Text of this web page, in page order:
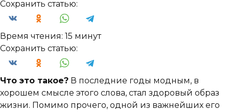
Сохранить статью:
Время чтения: 15 минут
Сохранить статью:
Что это такое? В последние годы модным, в
хорошем смысле этого слова, стал здоровый образ
жизни. Помимо прочего, одной из важнейших его